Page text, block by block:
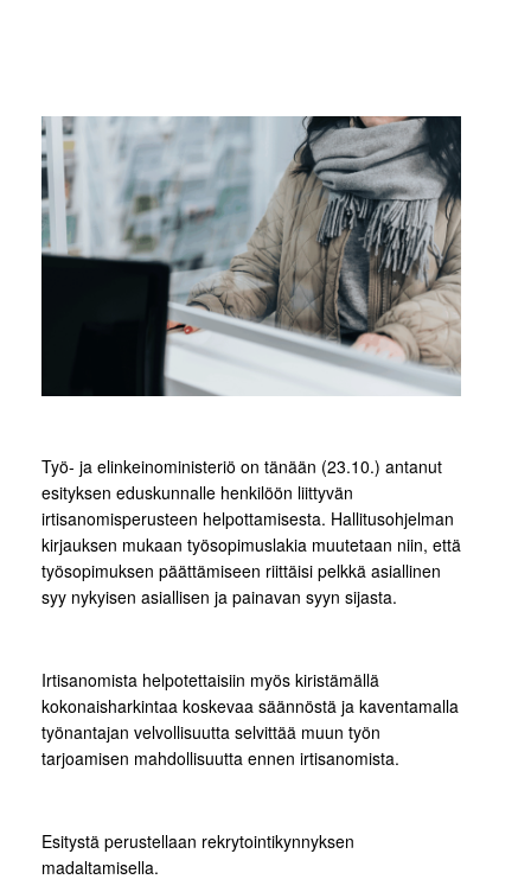
Työ- ja elinkeinoministeriö on tänään (23.10.) antanut
esityksen eduskunnalle henkilöön liittyvän
irtisanomisperusteen helpottamisesta. Hallitusohjelman
kirjauksen mukaan työsopimuslakia muutetaan niin, että
työsopimuksen päättämiseen riittäisi pelkkä asiallinen
syy nykyisen asiallisen ja painavan syyn sijasta.
Irtisanomista helpotettaisiin myös kiristämällä
kokonaisharkintaa koskevaa säännöstä ja kaventamalla
työnantajan velvollisuutta selvittää muun työn
tarjoamisen mahdollisuutta ennen irtisanomista.
Esitystä perustellaan rekrytointikynnyksen
madaltamisella.